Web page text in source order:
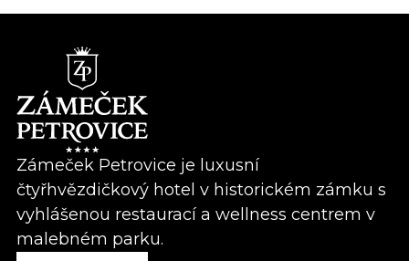
Zámeček Petrovice je luxusní
čtyřhvězdičkový hotel v historickém zámku s
vyhlášenou restaurací a wellness centrem v
malebném parku.